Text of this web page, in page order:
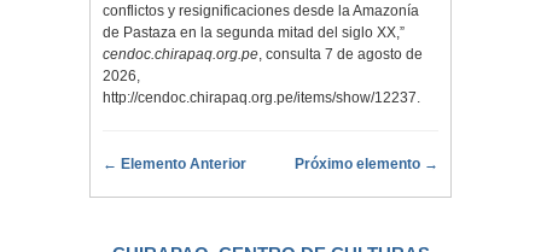
conflictos y resignificaciones desde la Amazonía
de Pastaza en la segunda mitad del siglo XX,”
cendoc.chirapaq.org.pe, consulta 7 de agosto de
2026,
http://cendoc.chirapaq.org.pe/items/show/12237.
← Elemento Anterior Próximo elemento →